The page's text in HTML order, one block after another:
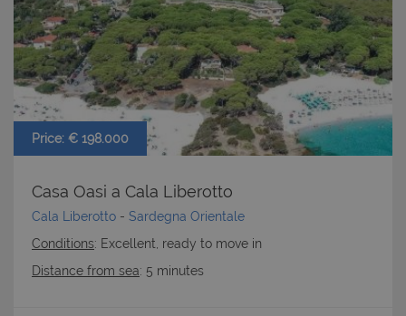
Price: € 198.000
Casa Oasi a Cala Liberotto
Cala Liberotto - Sardegna Orientale
Conditions: Excellent, ready to move in
Distance from sea: 5 minutes